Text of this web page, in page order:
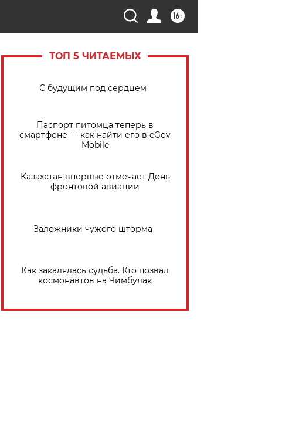
16+
ТОП 5 ЧИТАЕМЫХ
С будущим под сердцем
Паспорт питомца теперь в
смартфоне — как найти его в eGov
Mobile
Казахстан впервые отмечает День
фронтовой авиации
Заложники чужого шторма
Как закалялась судьба. Кто позвал
космонавтов на Чимбулак